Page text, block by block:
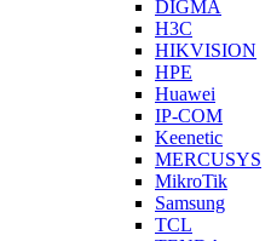
DIGMA
H3C
HIKVISION
HPE
Huawei
IP-COM
Keenetic
MERCUSYS
MikroTik
Samsung
TCL